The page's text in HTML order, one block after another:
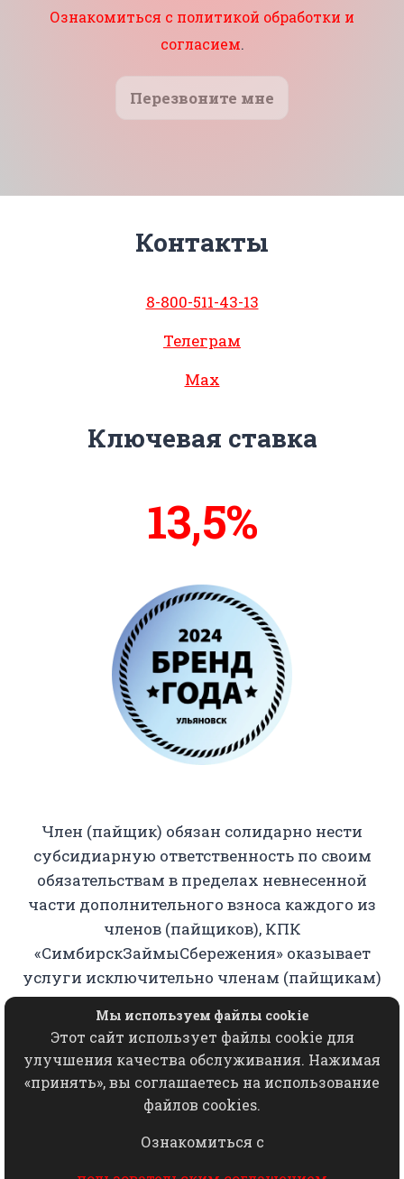
Ознакомиться с политикой обработки и
согласием.
Перезвоните мне
Контакты
8-800-511-43-13
Телеграм
Max
Ключевая ставка
14%13,7%
Член (пайщик) обязан солидарно нести
субсидиарную ответственность по своим
обязательствам в пределах невнесенной
части дополнительного взноса каждого из
членов (пайщиков), КПК
«СимбирскЗаймыСбережения» оказывает
услуги исключительно членам (пайщикам)
кооператива.
Копирование, использование, переработка,
хранение, распространение любых
материалов с данного сайта разрешается
КПК "СимбирскЗаймыСбережения"
Мы используем файлы cookie
Этот сайт использует файлы cookie для
улучшения качества обслуживания. Нажимая
«принять», вы соглашаетесь на использование
файлов cookies.
Ознакомиться с